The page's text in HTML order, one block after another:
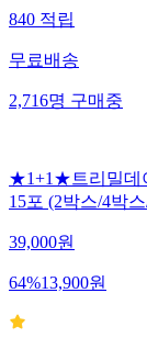
840적립
무료배송
2,716명구매중
★1+1★트리밀데
15포 (2박스/4박
39,000원
64%13,900원